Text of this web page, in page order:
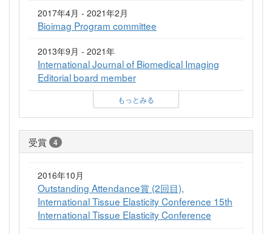
2017年4月 - 2021年2月
Bioimag Program committee
2013年9月 - 2021年
International Journal of Biomedical Imaging
Editorial board member
もっとみる
受賞 4
2016年10月
Outstanding Attendance賞 (2回目),
International Tissue Elasticity Conference 15th
International Tissue Elasticity Conference